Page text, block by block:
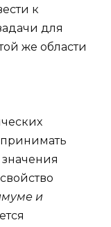
к
для
же области
и